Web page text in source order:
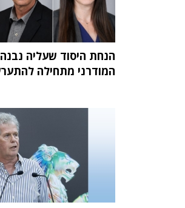
הנחת היסוד שעליה נבנה
המודרני מתחילה